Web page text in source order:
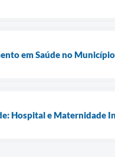
em Saúde no Município
Hospital e